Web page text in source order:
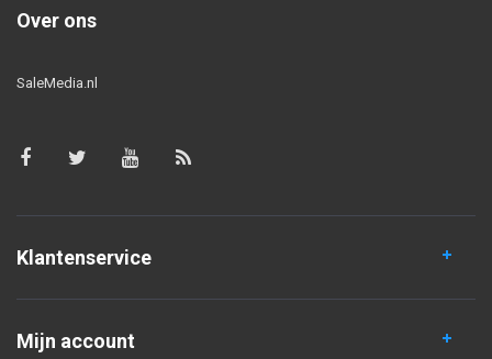
Over ons
SaleMedia.nl
Klantenservice
Mijn account